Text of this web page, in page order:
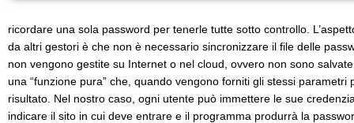
ricordare una sola password per tenerle tutte sotto controllo.
da altri gestori è che non è necessario sincronizzare il file delle
non vengono gestite su Internet o nel cloud, ovvero non sono
una “funzione pura” che, quando vengono forniti gli stessi parametri
risultato. Nel nostro caso, ogni utente può immettere le sue
indicare il sito in cui deve entrare e il programma produrrà la